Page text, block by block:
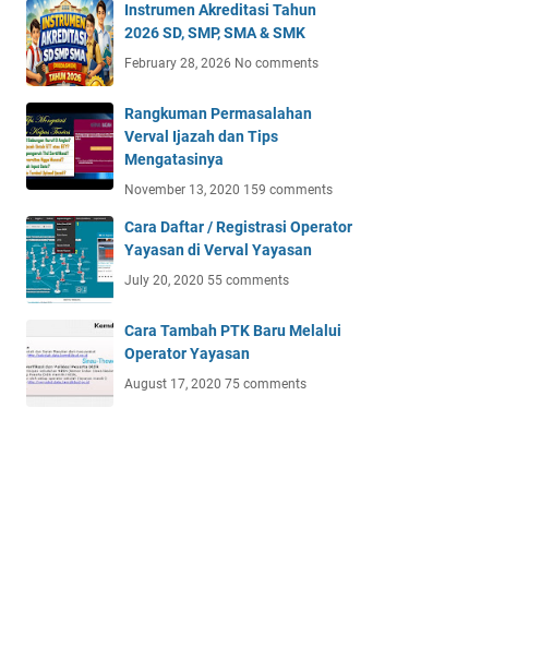
Instrumen Akreditasi Tahun
2026 SD, SMP, SMA & SMK
February 28, 2026 No comments
Rangkuman Permasalahan
Verval Ijazah dan Tips
Mengatasinya
November 13, 2020 159 comments
Cara Daftar / Registrasi Operator
Yayasan di Verval Yayasan
July 20, 2020 55 comments
Cara Tambah PTK Baru Melalui
Operator Yayasan
August 17, 2020 75 comments